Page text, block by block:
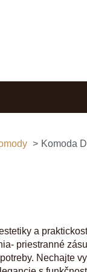
Komoda
a
priestranné
Nechajte